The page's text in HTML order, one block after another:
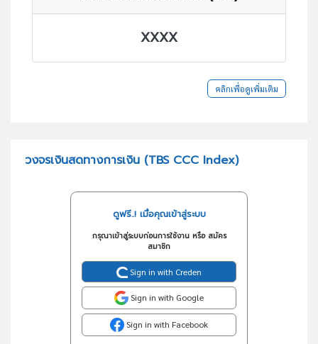
XXXX
คลิกเพื่อดูเพิ่มเติม
วงจรเงินสดทางการเงิน (TBS CCC Index)
ดูฟรี..! เมื่อคุณเข้าสู่ระบบ
กรุณาเข้าสู่ระบบก่อนการใช้งาน หรือ สมัคร
สมาชิก
Sign in with Creden
Sign in with Google
Sign in with Facebook